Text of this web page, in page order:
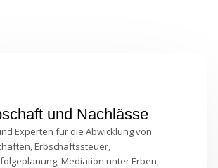
und Nachlässe
Experten für die Abwicklung von
Erbschaftssteuer,
Mediation unter Erben,